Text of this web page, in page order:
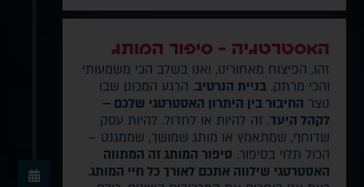
האסטרטגיה - סיפור המותג
זהו, הפיצוח מאחורינו, ואנו בשלב הכי משמעותי
והכי מרתק.בניית הנרטיב. הרגע המכונן שבו
נוצר החיבור בין היתרון האסטרטגי שלכם –
לקהל היעד. זה להיות או לחדול. להיות עסק
שדוחף, שמתאמץ או מותג שמושך, שממגנט –
הכול תלוי בסיפור. סיפור המותג זה המתווה
האסטרטגי שילווה אתכם לאורך כל חיי המותג.